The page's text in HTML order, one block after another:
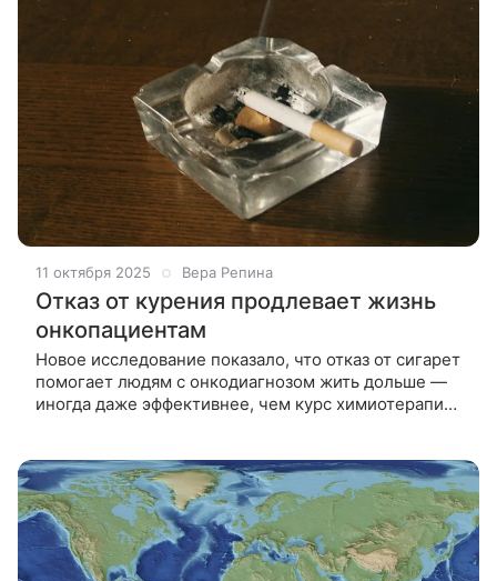
11 октября 2025 Вера Репина
Отказ от курения продлевает жизнь
онкопациентам
Новое исследование показало, что отказ от сигарет
помогает людям с онкодиагнозом жить дольше —
иногда даже эффективнее, чем курс химиотерапии.